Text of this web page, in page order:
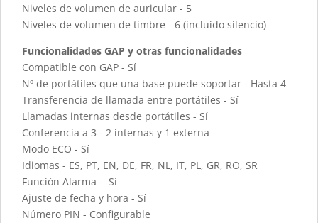
Niveles de volumen de auricular - 5
Niveles de volumen de timbre - 6 (incluido silencio)
Funcionalidades GAP y otras funcionalidades
Compatible con GAP - Sí
Nº de portátiles que una base puede soportar - Hasta 4
Transferencia de llamada entre portátiles - Sí
Llamadas internas desde portátiles - Sí
Conferencia a 3 - 2 internas y 1 externa
Modo ECO - Sí
Idiomas - ES, PT, EN, DE, FR, NL, IT, PL, GR, RO, SR
Función Alarma - Sí
Ajuste de fecha y hora - Sí
Número PIN - Configurable